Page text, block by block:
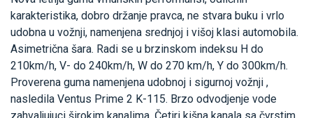
karakteristika, dobro držanje pravca, ne stvara buku i vrlo
udobna u vožnji, namenjena srednjoj i višoj klasi automobila.
Asimetrična šara. Radi se u brzinskom indeksu H do
210km/h, V- do 240km/h, W do 270 km/h, Y do 300km/h.
Proverena guma namenjena udobnoj i sigurnoj vožnji ,
nasledila Ventus Prime 2 K-115. Brzo odvodjenje vode